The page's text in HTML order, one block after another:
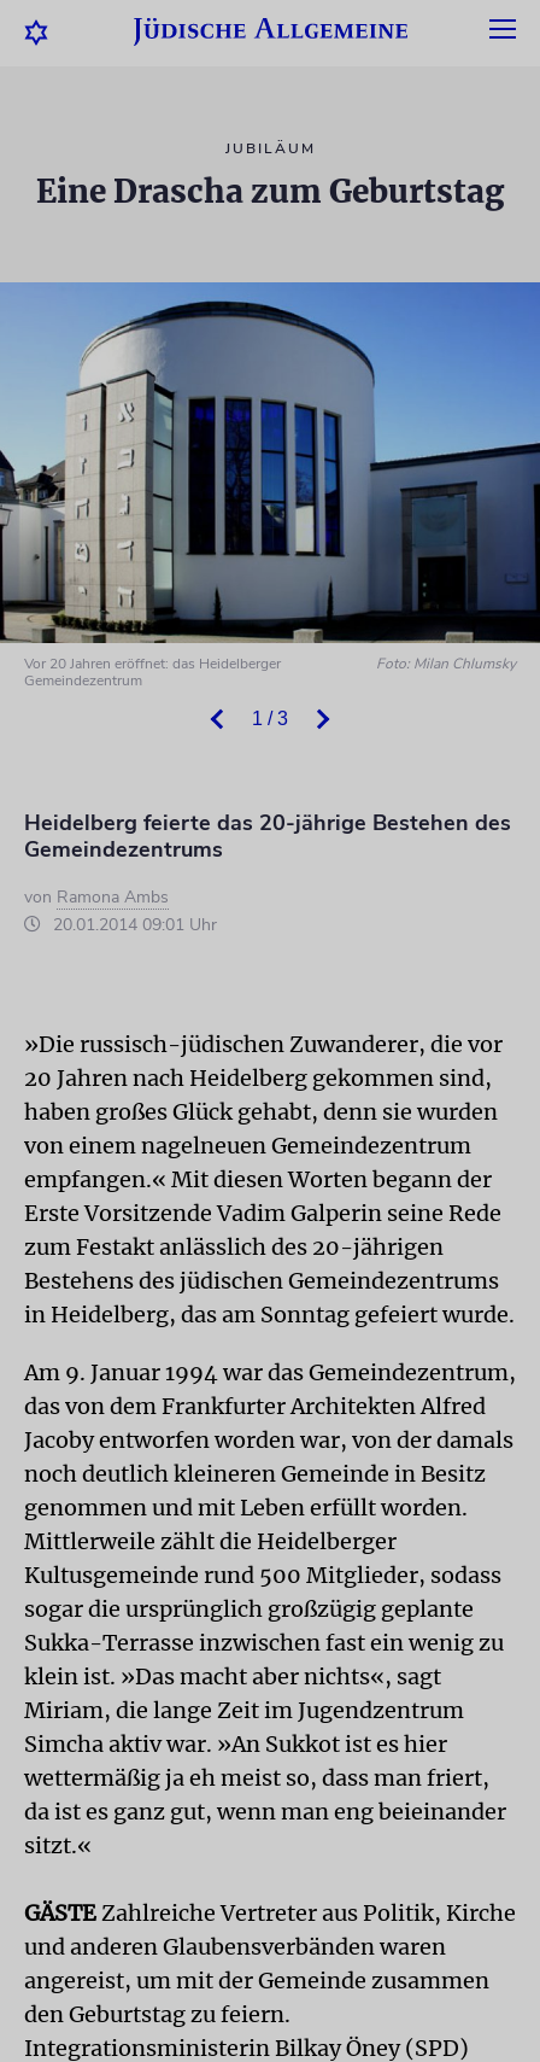
JUBILÄUM
Eine Drascha zum Geburtstag
1 / 3
Vor 20 Jahren eröffnet: das Heidelberger
Gemeindezentrum
Foto: Milan Chlumsky
Heidelberg feierte das 20-jährige Bestehen des
Gemeindezentrums
von Ramona Ambs
20.01.2014 09:01 Uhr
»Die russisch-jüdischen Zuwanderer, die vor
20 Jahren nach Heidelberg gekommen sind,
haben großes Glück gehabt, denn sie wurden
von einem nagelneuen Gemeindezentrum
empfangen.« Mit diesen Worten begann der
Erste Vorsitzende Vadim Galperin seine Rede
zum Festakt anlässlich des 20-jährigen
Bestehens des jüdischen Gemeindezentrums
in Heidelberg, das am Sonntag gefeiert wurde.
Am 9. Januar 1994 war das Gemeindezentrum,
das von dem Frankfurter Architekten Alfred
Jacoby entworfen worden war, von der damals
noch deutlich kleineren Gemeinde in Besitz
genommen und mit Leben erfüllt worden.
Mittlerweile zählt die Heidelberger
Kultusgemeinde rund 500 Mitglieder, sodass
sogar die ursprünglich großzügig geplante
Sukka-Terrasse inzwischen fast ein wenig zu
klein ist. »Das macht aber nichts«, sagt
Miriam, die lange Zeit im Jugendzentrum
Simcha aktiv war. »An Sukkot ist es hier
wettermäßig ja eh meist so, dass man friert,
da ist es ganz gut, wenn man eng beieinander
sitzt.«
GÄSTEZahlreiche Vertreter aus Politik, Kirche
und anderen Glaubensverbänden waren
angereist, um mit der Gemeinde zusammen
den Geburtstag zu feiern.
Integrationsministerin Bilkay Öney (SPD)